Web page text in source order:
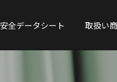
安全データシート 取扱い